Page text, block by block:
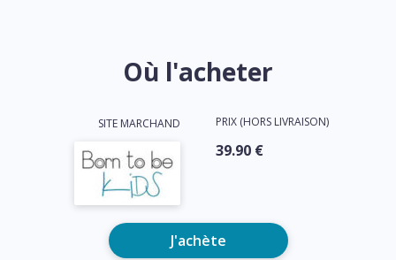
Où l'acheter
SITE MARCHAND PRIX (HORS LIVRAISON)
39.90 €
J'achète